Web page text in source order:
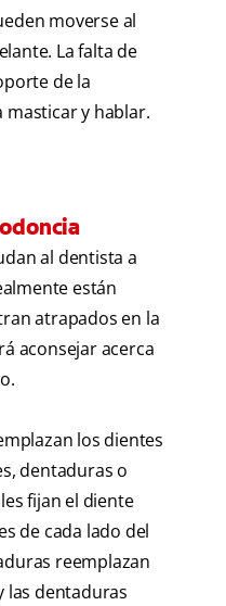
moverse al
La falta de
de la
masticar y hablar.
al dentista a
están
atrapados en la
aconsejar acerca
los dientes
dentaduras o
fijan el diente
de cada lado del
reemplazan
las dentaduras